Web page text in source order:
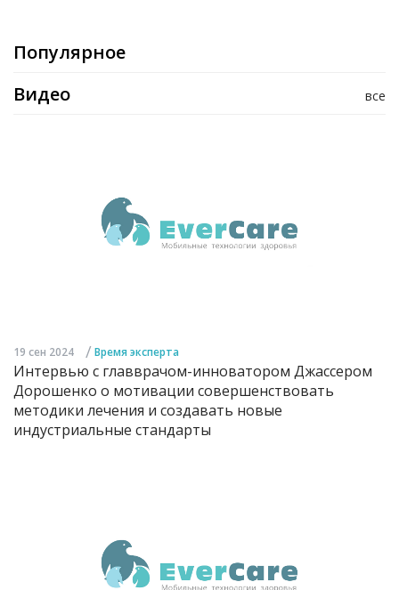
Популярное
все
Видео
19 сен 2024 / Время эксперта
Интервью с главврачом-инноватором Джассером
Дорошенко о мотивации совершенствовать
методики лечения и создавать новые
индустриальные стандарты